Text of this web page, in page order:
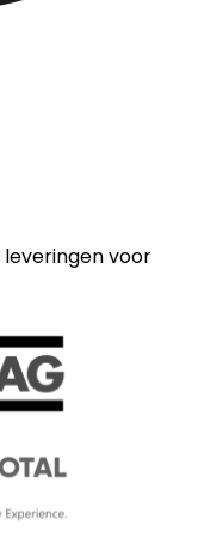
voor